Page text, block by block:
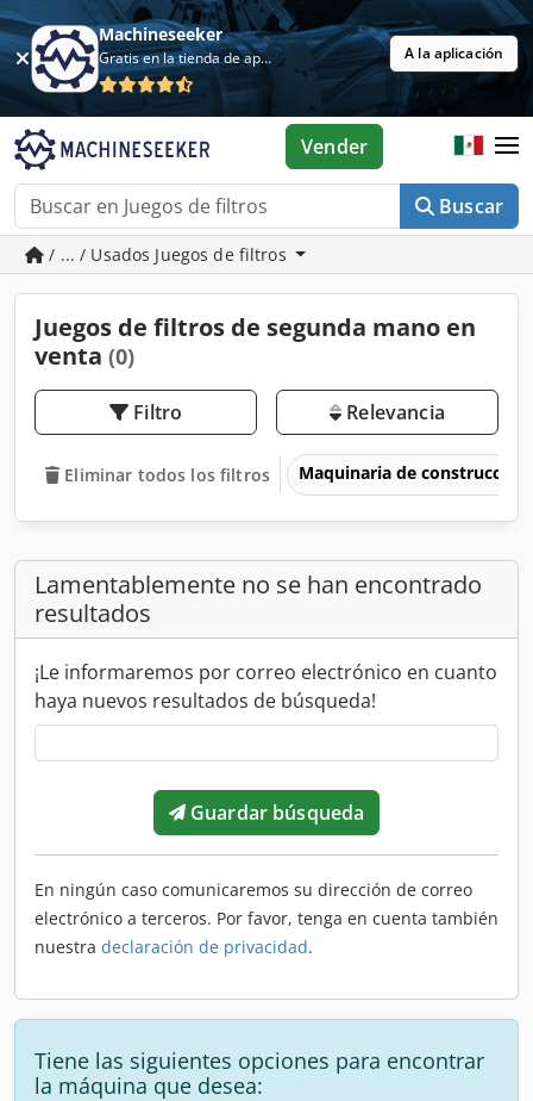
Machineseeker
Gratis en la tienda de aplicaciones A la aplicación
Buscar
Vender
/ ... / Usados Juegos de filtros
Juegos de filtros de segunda mano en
venta (0)
Filtro Relevancia
Eliminar todos los filtros Maquinaria de construcción
Lamentablemente no se han encontrado
resultados
¡Le informaremos por correo electrónico en cuanto
haya nuevos resultados de búsqueda!
Guardar búsqueda
En ningún caso comunicaremos su dirección de correo
electrónico a terceros. Por favor, tenga en cuenta también
nuestra declaración de privacidad.
Tiene las siguientes opciones para encontrar
la máquina que desea: